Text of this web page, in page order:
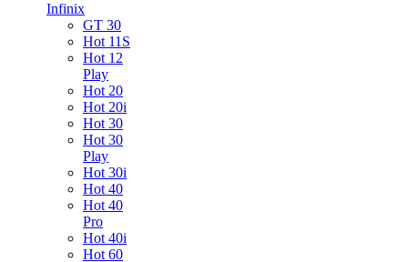
Infinix
GT 30
Hot 11S
Hot 12
Play
Hot 20
Hot 20i
Hot 30
Hot 30
Play
Hot 30i
Hot 40
Hot 40
Pro
Hot 40i
Hot 60